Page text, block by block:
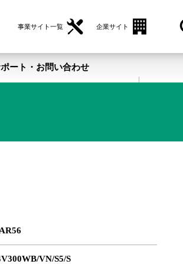
事業サイト一覧 企業サイト
ート・お問い合わせ
VN/S5/S